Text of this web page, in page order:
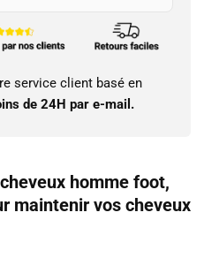
service client basé en
de 24H par e-mail.
homme foot,
maintenir vos cheveux